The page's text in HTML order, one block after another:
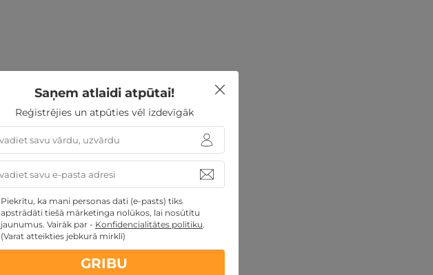
Saņem atlaidi atpūtai!
Reģistrējies un atpūties vēl izdevīgāk
Piekrītu, ka mani personas dati (e-pasts) tiks
apstrādāti tiešā mārketinga nolūkos, lai nosūtītu
jaunumus. Vairāk par - Konfidencialitātes politiku.
(Varat atteikties jebkurā mirklī)
GRIBU